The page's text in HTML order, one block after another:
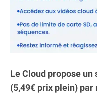
Le Cloud propose
(5,49€ prix plein)